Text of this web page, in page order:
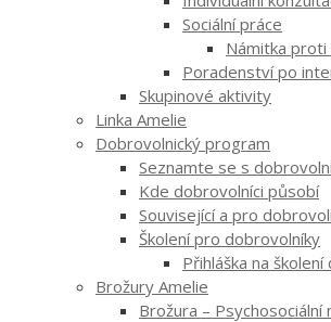
Sociální práce
Námitka
Poradenství po
Skupinové aktivity
Linka Amelie
Dobrovolnický program
Seznamte se s
Kde dobrovolníci působí
Související a pro
Školení pro dobrovolníky
Přihláška na
Brožury Amelie
Brožura –